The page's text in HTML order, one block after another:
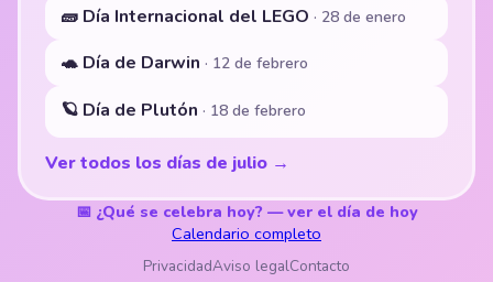
🧱 Día Internacional del LEGO · 28 de enero
🐢 Día de Darwin · 12 de febrero
🪐 Día de Plutón · 18 de febrero
Ver todos los días de julio →
📅 ¿Qué se celebra hoy? — ver el día de hoy
Calendario completo
PrivacidadAviso legalContacto